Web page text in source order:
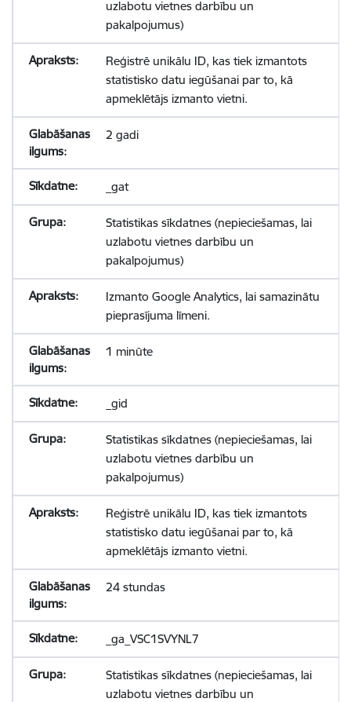
uzlabotu vietnes darbību un
pakalpojumus)
Reģistrē unikālu ID, kas tiek izmantots
statistisko datu iegūšanai par to, kā
apmeklētājs izmanto vietni.
2 gadi
_gat
Statistikas sīkdatnes (nepieciešamas, lai
uzlabotu vietnes darbību un
pakalpojumus)
Izmanto Google Analytics, lai samazinātu
pieprasījuma līmeni.
1 minūte
_gid
Statistikas sīkdatnes (nepieciešamas, lai
uzlabotu vietnes darbību un
pakalpojumus)
Reģistrē unikālu ID, kas tiek izmantots
statistisko datu iegūšanai par to, kā
apmeklētājs izmanto vietni.
24 stundas
_ga_VSC1SVYNL7
Statistikas sīkdatnes (nepieciešamas, lai
uzlabotu vietnes darbību un